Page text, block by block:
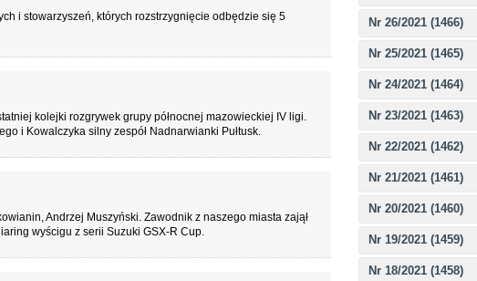
Nr 26/2021 (1466)
Nr 25/2021 (1465)
Nr 24/2021 (1464)
Nr 23/2021 (1463)
Nr 22/2021 (1462)
Nr 21/2021 (1461)
Nr 20/2021 (1460)
Nr 19/2021 (1459)
Nr 18/2021 (1458)
i stowarzyszeń, których rozstrzygnięcie odbędzie się 5
kolejki rozgrywek grupy północnej mazowieckiej IV ligi.
i Kowalczyka silny zespół Nadnarwianki Pułtusk.
Andrzej Muszyński. Zawodnik z naszego miasta zajął
wyścigu z serii Suzuki GSX-R Cup.